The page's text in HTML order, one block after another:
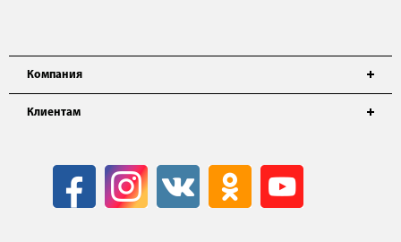
Компания
Клиентам